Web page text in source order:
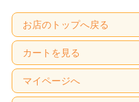
お店のトップへ戻る
カートを見る
マイページへ